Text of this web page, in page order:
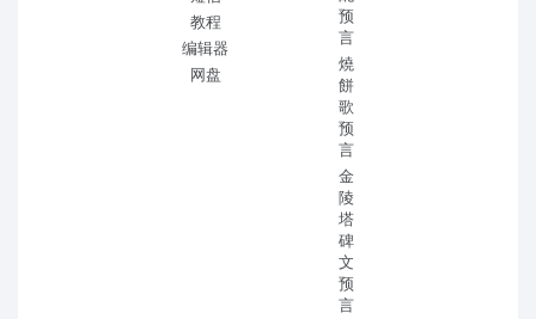
教程
编辑器
网盘
预
言
燒
餅
歌
预
言
金
陵
塔
碑
文
预
言